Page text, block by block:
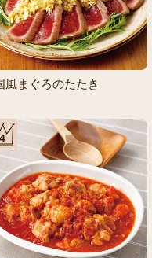
風まぐろのたたき